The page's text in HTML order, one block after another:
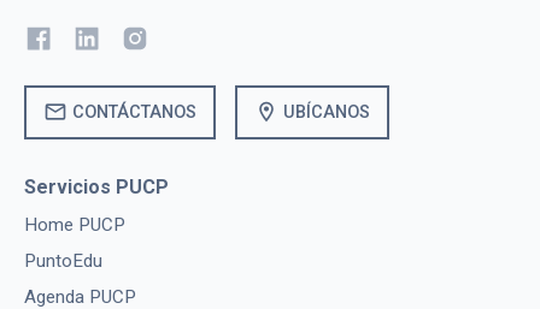
mail CONTÁCTANOS location_on UBÍCANOS
Servicios PUCP
Home PUCP
PuntoEdu
Agenda PUCP